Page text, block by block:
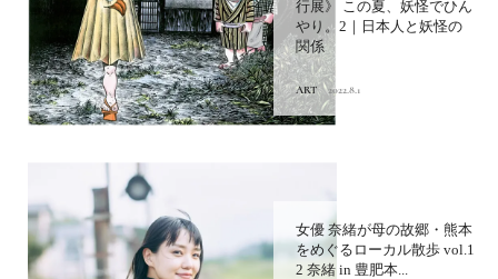
行展》 この夏、妖怪でひん
やり。2｜日本人と妖怪の
関係
ART 2022.8.1
女優 奈緒が母の故郷・熊本
をめぐるローカル散歩 vol.1
2 奈緒 in 豊肥本...